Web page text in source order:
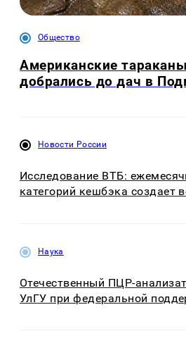
Общество
Американские
добрались до дач в
Новости России
Исследование ВТБ:
категорий кешбэка создает
Наука
Отечественный ПЦР-
УлГУ при федеральной